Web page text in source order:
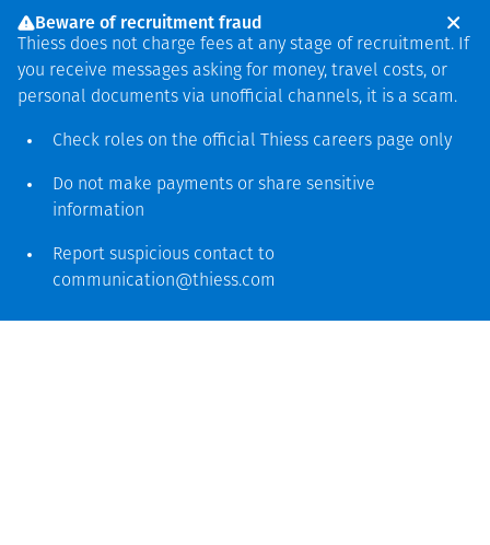
Beware of recruitment fraud
Thiess does not charge fees at any stage of recruitment. If
you receive messages asking for money, travel costs, or
personal documents via unofficial channels, it is a scam.
Check roles on the official Thiess careers page only
Do not make payments or share sensitive
information
Report suspicious contact to
communication@thiess.com